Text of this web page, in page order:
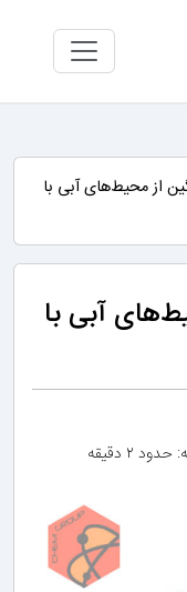
از محیط‌های آبی با
آبی با
۲ دقیقه